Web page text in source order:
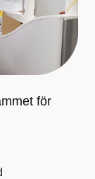
för